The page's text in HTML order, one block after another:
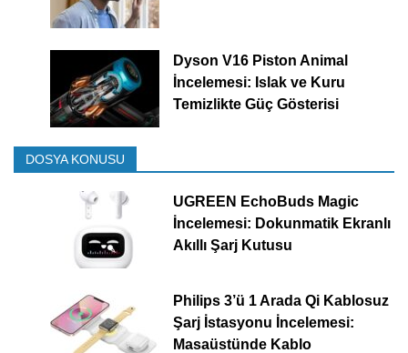
Dyson V16 Piston Animal
İncelemesi: Islak ve Kuru
Temizlikte Güç Gösterisi
DOSYA KONUSU
UGREEN EchoBuds Magic
İncelemesi: Dokunmatik Ekranlı
Akıllı Şarj Kutusu
Philips 3’ü 1 Arada Qi Kablosuz
Şarj İstasyonu İncelemesi:
Masaüstünde Kablo